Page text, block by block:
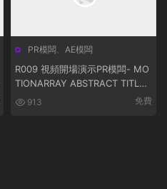
PR模闆 、 AE模闆
R009 視頻開場演示PR模闆- MO
TIONARRAY ABSTRACT TITLE
SEQUENCE
913 免費